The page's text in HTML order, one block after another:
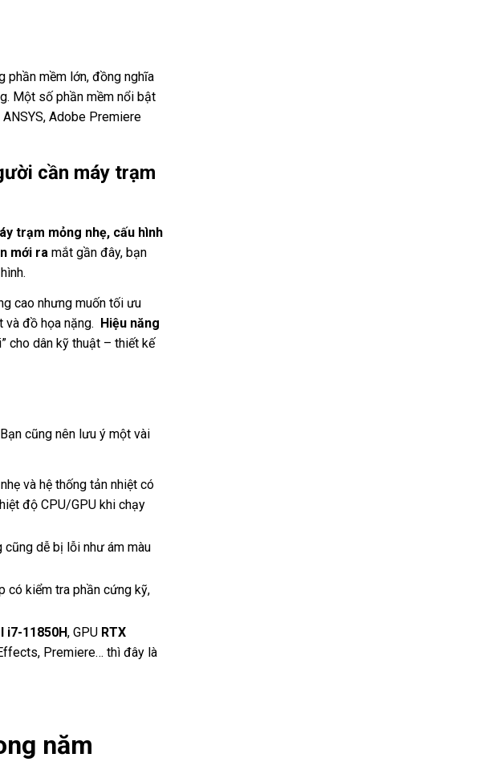
phần mềm lớn, đồng nghĩa
Một số phần mềm nổi bật
ANSYS, Adobe Premiere
cần máy trạm
trạm mỏng nhẹ, cấu hình
mới ra mắt gần đây, bạn
cao nhưng muốn tối ưu
và đồ họa nặng.
Hiệu năng
cho dân kỹ thuật – thiết kế
Bạn cũng nên lưu ý một vài
và hệ thống tản nhiệt có
độ CPU/GPU khi chạy
cũng dễ bị lỗi như ám màu
có kiểm tra phần cứng kỹ,
i7-11850H, GPU RTX
Premiere… thì đây là
năm